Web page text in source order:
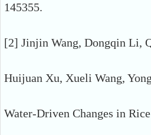
145355.
[2] Jinjin Wang, Dongqin Li,
Huijuan Xu, Xueli Wang,
Water-Driven Changes in